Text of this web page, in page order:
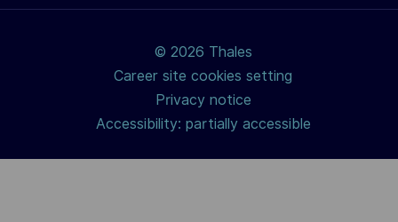
© 2026 Thales
Career site cookies setting
Privacy notice
Accessibility: partially accessible